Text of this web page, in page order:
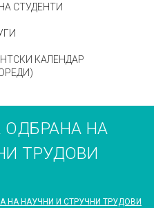
СТУДЕНТИ
КАЛЕНДАР
ОДБРАНА НА
ТРУДОВИ
НА НАУЧНИ И СТРУЧНИ ТРУДОВИ